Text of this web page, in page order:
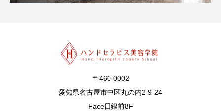
〒460-0002
愛知県名古屋市中区丸の内2-9-24
Face日銀前8F